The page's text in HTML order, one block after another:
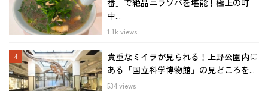
番」で絶品ニラソバを堪能！極上の町
中...
1.1k views
貴重なミイラが見られる！上野公園内に
ある「国立科学博物館」の見どころを...
534 views